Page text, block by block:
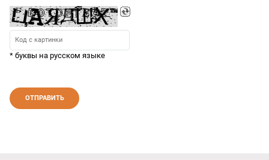
* буквы на русском языке